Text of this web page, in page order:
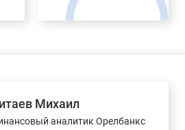
Михаил
аналитик Орелбанкс